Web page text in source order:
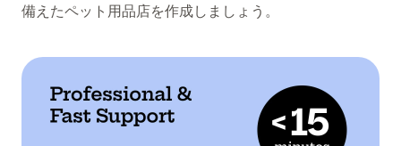
備えたペット用品店を作成しましょう。